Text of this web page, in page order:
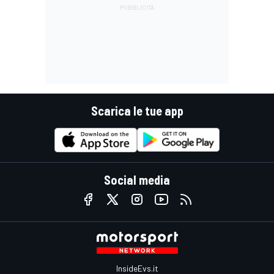
Scarica le tue app
Social media
InsideEvs.it